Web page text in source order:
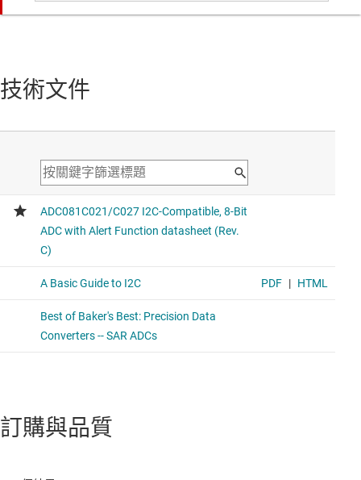
Without the alert pin but has an ADDR pin, VSSOP and SOT
功能相似於所比較的產品。
TLA2021
元單通道 Delta-Sigma ADC
技術文件
訂購與品質